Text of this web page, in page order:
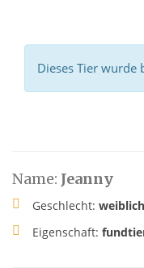
Dieses Tier wurde
Name: Jeanny
Geschlecht: weiblich
Eigenschaft: